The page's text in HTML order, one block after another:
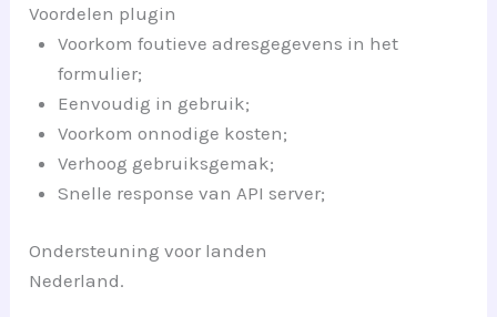
Voordelen plugin
Voorkom foutieve adresgegevens in het
formulier;
Eenvoudig in gebruik;
Voorkom onnodige kosten;
Verhoog gebruiksgemak;
Snelle response van API server;
Ondersteuning voor landen
Nederland.